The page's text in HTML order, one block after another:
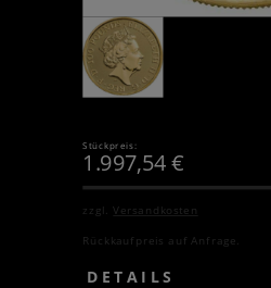
Stückpreis:
1.997,54€
zzgl.Versandkosten
Rückkaufpreis auf Anfrage.
DETAILS